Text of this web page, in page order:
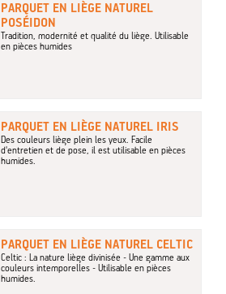
PARQUET EN LIÈGE NATUREL
POSÉIDON
Tradition, modernité et qualité du liège. Utilisable
en pièces humides
PARQUET EN LIÈGE NATUREL IRIS
Des couleurs liège plein les yeux. Facile
d'entretien et de pose, il est utilisable en pièces
humides.
PARQUET EN LIÈGE NATUREL CELTIC
Celtic : La nature liège divinisée - Une gamme aux
couleurs intemporelles - Utilisable en pièces
humides.